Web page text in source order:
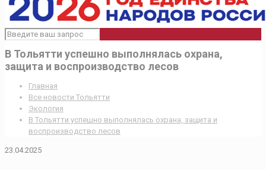
В Тольятти успешно выполнялась охрана,
защита и воспроизводство лесов
Главная
Все новости Тольятти
Экология
В Тольятти успешно выполнялась охрана, защита и
воспроизводство лесов
23.04.2025